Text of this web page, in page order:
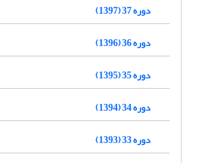
دوره 37 (1397)
دوره 36 (1396)
دوره 35 (1395)
دوره 34 (1394)
دوره 33 (1393)